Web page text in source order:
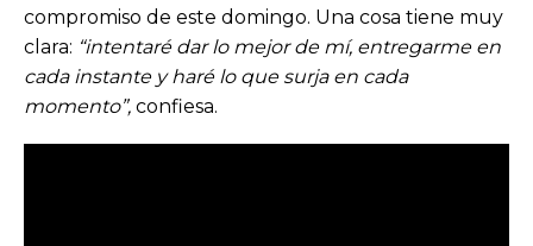
compromiso de este domingo. Una cosa tiene muy
clara: “intentaré dar lo mejor de mí, entregarme en
cada instante y haré lo que surja en cada
momento”, confiesa.